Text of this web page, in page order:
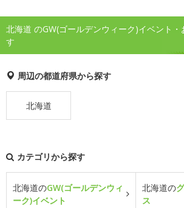
北海道 のGW(ゴールデンウィーク)イベント
す
周辺の都道府県から探す
北海道
カテゴリから探す
北海道のGW(ゴールデンウィ
ーク)イベント
北海道の
ス